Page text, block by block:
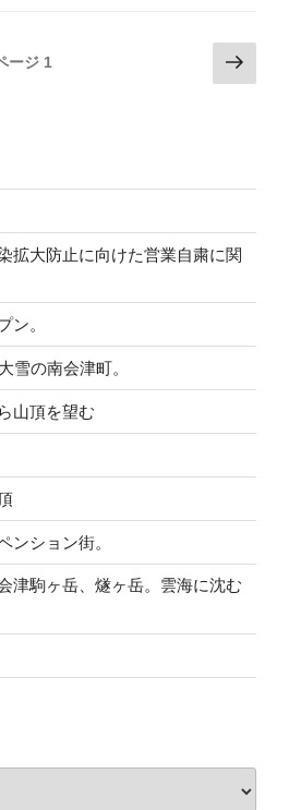
ージ 1
次
の
拡大防止に向けた営業自粛に関
ン。
雪の南会津町。
山頂を望む
ンション街。
津駒ヶ岳、燧ヶ岳。雲海に沈む